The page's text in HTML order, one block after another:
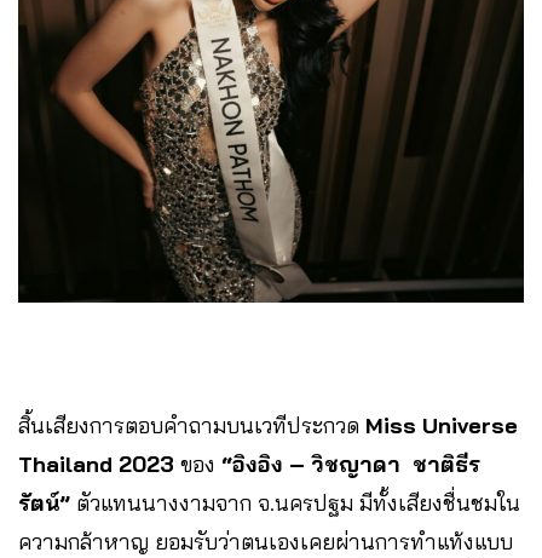
สิ้นเสียงการตอบคำถามบนเวทีประกวด Miss Universe
Thailand 2023 ของ “อิงอิง – วิชญาดา ชาติธีร
รัตน์” ตัวแทนนางงามจาก จ.นครปฐม มีทั้งเสียงชื่นชมใน
ความกล้าหาญ ยอมรับว่าตนเองเคยผ่านการทำแท้งแบบ